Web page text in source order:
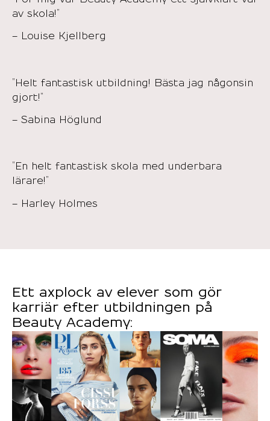
av skola!”
– Louise Kjellberg
”Helt fantastisk utbildning! Bästa jag någonsin
gjort!”
– Sabina Höglund
”En helt fantastisk skola med underbara
lärare!”
– Harley Holmes
Ett axplock av elever som gör
karriär efter utbildningen på
Beauty Academy: